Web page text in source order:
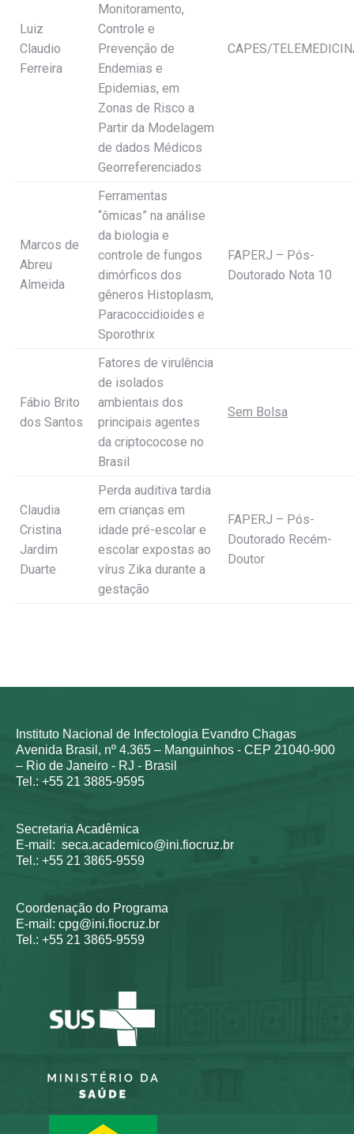
Luiz
Claudio
Ferreira
Monitoramento,
Controle e
Prevenção de
Endemias e
Epidemias, em
Zonas de Risco a
Partir da Modelagem
de dados Médicos
Georreferenciados
CAPES/
Marcos de
Abreu
Almeida
Ferramentas
“ômicas” na análise
da biologia e
controle de fungos
dimórficos dos
gêneros Histoplasm,
Paracoccidioides e
Sporothrix
FAPERJ – Pós-
Doutorado Nota 10
Fábio Brito
dos Santos
Fatores de virulência
de isolados
ambientais dos
principais agentes
da criptococose no
Brasil
Sem Bolsa
Claudia
Cristina
Jardim
Duarte
Perda auditiva tardia
em crianças em
idade pré-escolar e
escolar expostas ao
vírus Zika durante a
gestação
FAPERJ – Pós-
Doutorado Recém-
Doutor
Instituto Nacional de Infectologia Evandro Chagas
Avenida Brasil, nº 4.365 – Manguinhos - CEP 21040-900
– Rio de Janeiro - RJ - Brasil
Tel.: +55 21 3885-9595
Secretaria Acadêmica
E-mail: seca.academico@ini.fiocruz.br
Tel.: +55 21 3865-9559
Coordenação do Programa
E-mail: cpg@ini.fiocruz.br
Tel.: +55 21 3865-9559